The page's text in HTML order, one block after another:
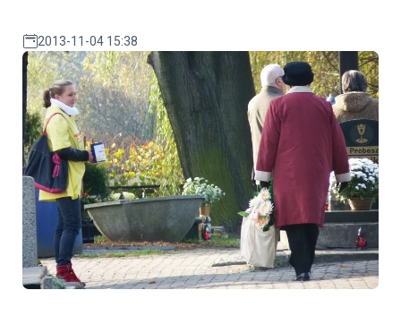
2013-11-04 15:38